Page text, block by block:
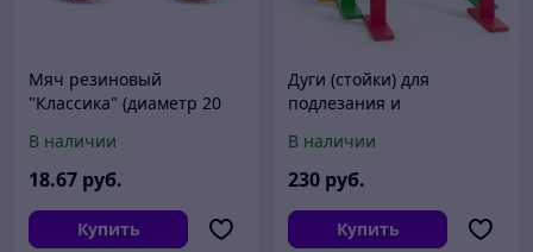
Мяч резиновый
"Классика" (диаметр 20
В наличии
18.67 руб.
Купить
Дуги (стойки) для
подлезания и
(квадрат)
В наличии
230 руб.
Купить